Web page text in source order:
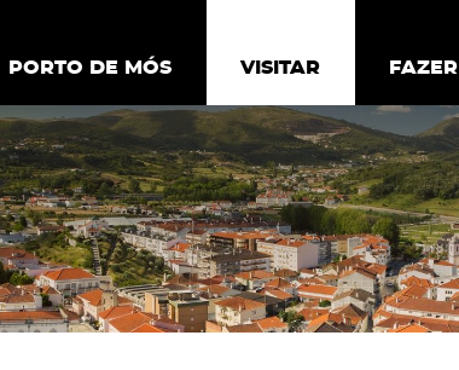
PORTO DE MÓS
VISITAR
PORTO DE MÓS VISITAR FAZER